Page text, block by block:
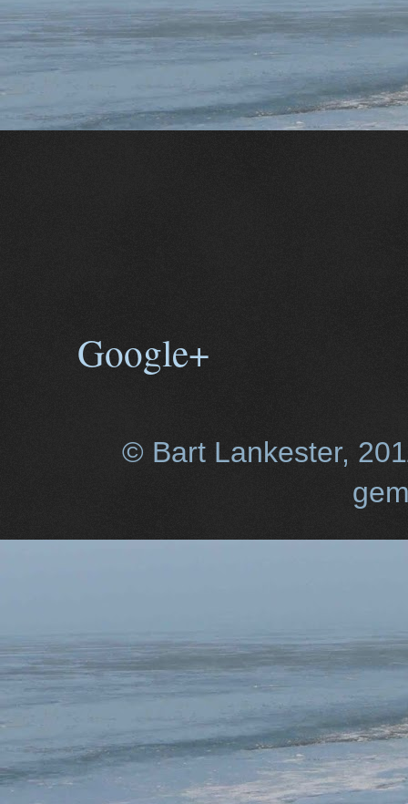
Google+
© Bart Lankester,